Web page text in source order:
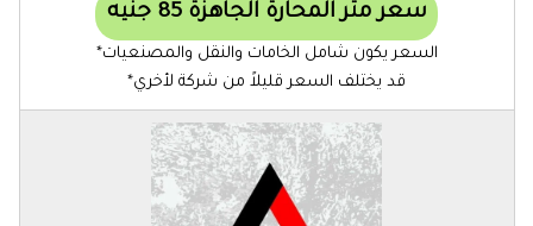
سعر متر المحارة الجاهزة 85 جنيه
السعر يكون شامل الخامات والنقل والمصنعيات*
قد يختلف السعر قليلاً من شركة لأخري*